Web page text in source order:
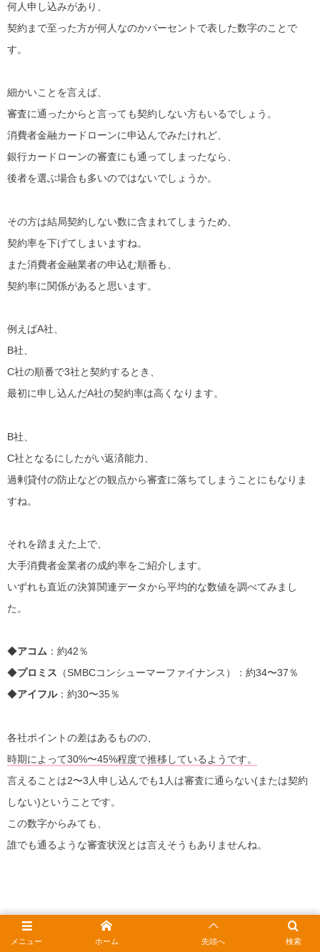
何人申し込みがあり、
契約まで至った方が何人なのかパーセントで表した数字のことで
す。
細かいことを言えば、
審査に通ったからと言っても契約しない方もいるでしょう。
消費者金融カードローンに申込んでみたけれど、
銀行カードローンの審査にも通ってしまったなら、
後者を選ぶ場合も多いのではないでしょうか。
その方は結局契約しない数に含まれてしまうため、
契約率を下げてしまいますね。
また消費者金融業者の申込む順番も、
契約率に関係があると思います。
例えばA社、
B社、
C社の順番で3社と契約するとき、
最初に申し込んだA社の契約率は高くなります。
B社、
C社となるにしたがい返済能力、
過剰貸付の防止などの観点から審査に落ちてしまうことにもなりま
すね。
それを踏まえた上で、
大手消費者金業者の成約率をご紹介します。
いずれも直近の決算関連データから平均的な数値を調べてみまし
た。
◆アコム ：約42％
◆プロミス （SMBCコンシューマーファイナンス）：約34〜37％
◆アイフル：約30〜35％
各社ポイントの差はあるものの、
時期によって30%〜45%程度で推移しているようです。
言えることは2〜3人申し込んでも1人は審査に通らない(または契約
しない)ということです。
この数字からみても、
誰でも通るような審査状況とは言えそうもありませんね。
メニュー 検索
ホーム 先頭へ